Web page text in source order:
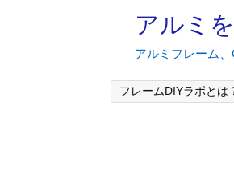
アルミ
アルミフレーム
フレームDIYラボとは